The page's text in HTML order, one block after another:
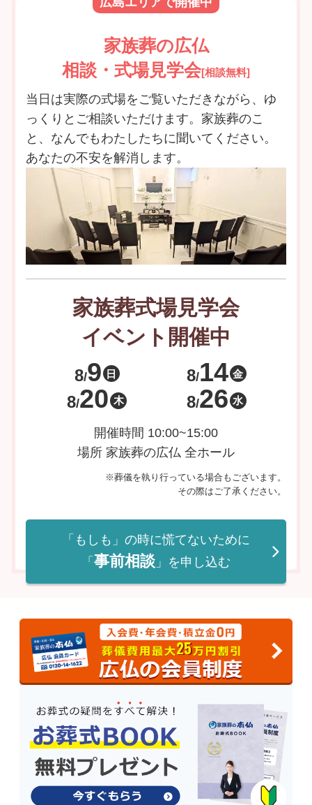
家族葬の広仏
相談・式場見学会[相談無料]
当日は実際の式場をご覧いただきながら、ゆ
っくりとご相談いただけます。家族葬のこ
と、なんでもわたしたちに聞いてください。
あなたの不安を解消します。
家族葬式場見学会
イベント開催中
8/9 日 8/14 金
8/20 木 8/26 水
開催時間 10:00~15:00
場所 家族葬の広仏 全ホール
※葬儀を執り行っている場合もございます。
その際はご了承ください。
「もしも」の時に慌てないために
「 事前相談 」を申し込む
25